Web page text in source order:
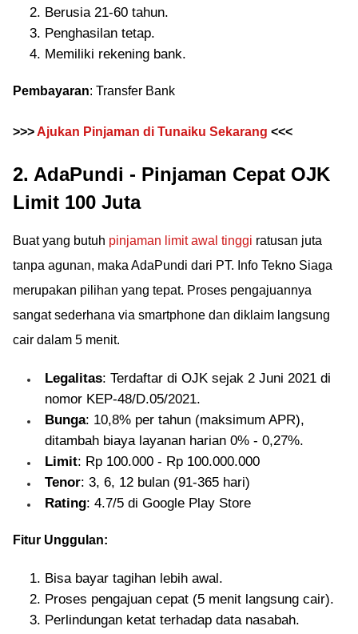
Berusia 21-60 tahun.
Penghasilan tetap.
Memiliki rekening bank.
Pembayaran: Transfer Bank
>>> Ajukan Pinjaman di Tunaiku Sekarang <<<
2. AdaPundi - Pinjaman Cepat OJK
Limit 100 Juta
Buat yang butuh pinjaman limit awal tinggi ratusan juta
tanpa agunan, maka AdaPundi dari PT. Info Tekno Siaga
merupakan pilihan yang tepat. Proses pengajuannya
sangat sederhana via smartphone dan diklaim langsung
cair dalam 5 menit.
Legalitas: Terdaftar di OJK sejak 2 Juni 2021 di
nomor KEP-48/D.05/2021.
Bunga: 10,8% per tahun (maksimum APR),
ditambah biaya layanan harian 0% - 0,27%.
Limit: Rp 100.000 - Rp 100.000.000
Tenor: 3, 6, 12 bulan (91-365 hari)
Rating: 4.7/5 di Google Play Store
Fitur Unggulan:
Bisa bayar tagihan lebih awal.
Proses pengajuan cepat (5 menit langsung cair).
Perlindungan ketat terhadap data nasabah.